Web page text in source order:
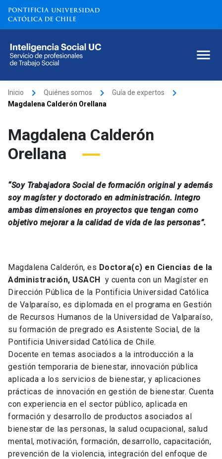
Inicio keyboard_arrow_right Quiénes somos keyboard_arrow_right Guía de expertos keyboard_arrow_right
Magdalena Calderón Orellana
Magdalena Calderón
Orellana
“Soy Trabajadora Social de formación original y además
soy magíster y doctorado en administración. Integro
ambas dimensiones en proyectos que tengan como
objetivo mejorar a la calidad de vida de las personas”.
Magdalena Calderón, es Doctora(c) en Ciencias de la
Administración, USACH y cuenta con un Magíster en
Dirección Pública de la Pontificia Universidad Católica
de Valparaíso, es diplomada en el programa en Gestión
de Recursos Humanos de la Universidad de Valparaíso,
su formación de pregrado es Asistente Social, de la
Pontificia Universidad Católica de Chile.
Docente en temas asociados a la introducción a la
gestión temporaria de bienestar, innovación pública
aplicada a los servicios de bienestar, y aplicaciones
prácticas de innovación en gestión de bienestar. Cuenta
con experiencia en el sector público, aplicada en
formación y desarrollo de productos asociados al
bienestar de las personas, la salud ocupacional, salud
mental, motivación, formación, desarrollo, capacitación,
prevención de la violencia, integración del enfoque de